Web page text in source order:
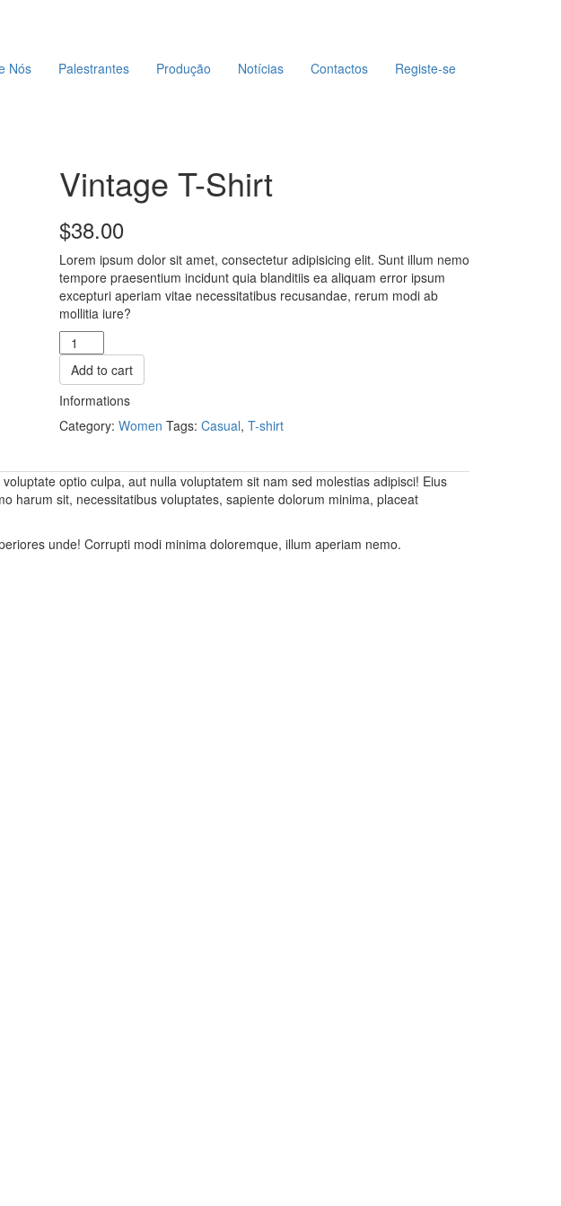
Nós Palestrantes Produção Notícias Contactos Registe-se
Vintage T-Shirt
$38.00
Lorem ipsum dolor sit amet, consectetur adipisicing elit. Sunt illum nemo
tempore praesentium incidunt quia blanditiis ea aliquam error ipsum
excepturi aperiam vitae necessitatibus recusandae, rerum modi ab
mollitia iure?
Vintage
T-
Shirt
quantity
Add to cart
Informations
Category: Women Tags: Casual, T-shirt
optio culpa, aut nulla voluptatem sit nam sed molestias adipisci! Eius
harum sit, necessitatibus voluptates, sapiente dolorum minima, placeat
unde! Corrupti modi minima doloremque, illum aperiam nemo.